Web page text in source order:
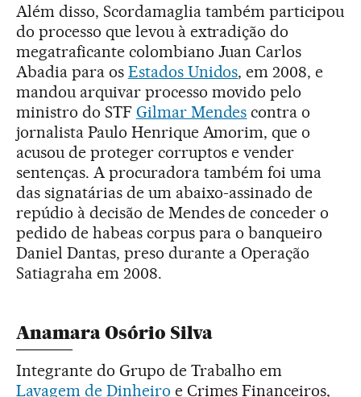
Além disso, Scordamaglia também participou
do processo que levou à extradição do
megatraficante colombiano Juan Carlos
Abadia para os Estados Unidos, em 2008, e
mandou arquivar processo movido pelo
ministro do STF Gilmar Mendes contra o
jornalista Paulo Henrique Amorim, que o
acusou de proteger corruptos e vender
sentenças. A procuradora também foi uma
das signatárias de um abaixo-assinado de
repúdio à decisão de Mendes de conceder o
pedido de habeas corpus para o banqueiro
Daniel Dantas, preso durante a Operação
Satiagraha em 2008.
Anamara Osório Silva
Integrante do Grupo de Trabalho em
Lavagem de Dinheiro e Crimes Financeiros,